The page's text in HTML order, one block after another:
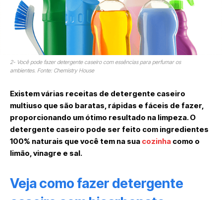
2- Você pode fazer detergente caseiro com essências para perfumar os
ambientes. Fonte: Chemistry House
Existem várias receitas de detergente caseiro
multiuso que são baratas, rápidas e fáceis de fazer,
proporcionando um ótimo resultado na limpeza. O
detergente caseiro pode ser feito com ingredientes
100% naturais que você tem na sua cozinha como o
limão, vinagre e sal.
Veja como fazer detergente